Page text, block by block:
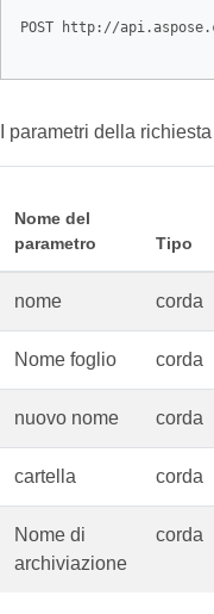
POST http://
I parametri della
Nome del
parametro
Tipo
nome corda
Nome foglio corda
nuovo nome corda
cartella corda
Nome di
archiviazione
corda